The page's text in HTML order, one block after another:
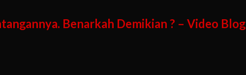
Benarkah Demikian ? – Video Blog